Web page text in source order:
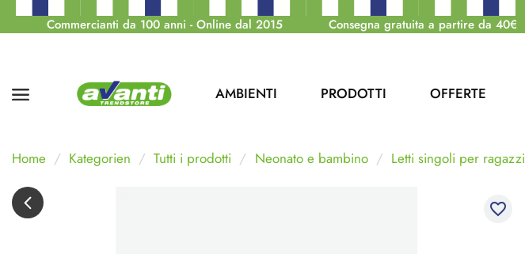
Commercianti da 100 anni - Online dal 2015 Consegna gratuita a partire da 40€
AMBIENTI PRODOTTI OFFERTE
Home Kategorien Tutti i prodotti Neonato e bambino Letti singoli per ragazzi
favorite_border